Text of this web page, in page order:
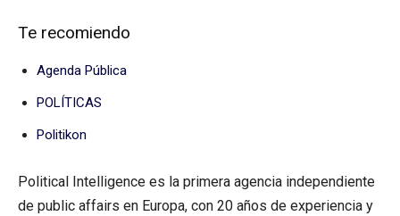
Te recomiendo
Agenda Pública
POLÍTICAS
Politikon
Political Intelligence es la primera agencia independiente
de public affairs en Europa, con 20 años de experiencia y